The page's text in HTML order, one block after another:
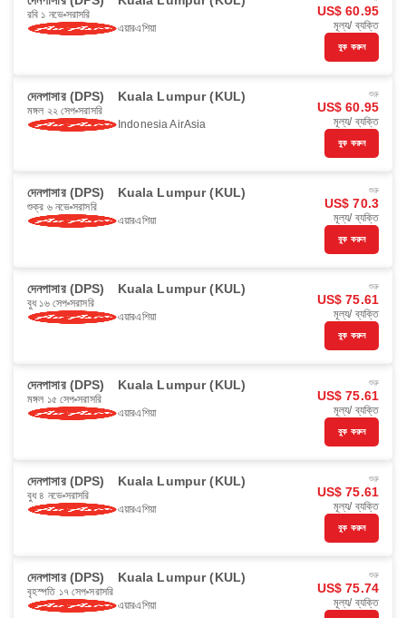
রবি ১ নভে সরাসরি
এয়ারএশিয়া
US$ 60.95
মূল্য/ ব্যক্তি
বুক করুন
দেনপাসার (DPS) Kuala Lumpur (KUL)
মঙ্গল ২২ সেপ সরাসরি
Indonesia AirAsia
শুরু
US$ 60.95
মূল্য/ ব্যক্তি
বুক করুন
দেনপাসার (DPS) Kuala Lumpur (KUL)
শুক্র ৬ নভে সরাসরি
এয়ারএশিয়া
শুরু
US$ 70.3
মূল্য/ ব্যক্তি
বুক করুন
দেনপাসার (DPS) Kuala Lumpur (KUL)
বুধ ১৬ সেপ সরাসরি
এয়ারএশিয়া
শুরু
US$ 75.61
মূল্য/ ব্যক্তি
বুক করুন
দেনপাসার (DPS) Kuala Lumpur (KUL)
মঙ্গল ১৫ সেপ সরাসরি
এয়ারএশিয়া
শুরু
US$ 75.61
মূল্য/ ব্যক্তি
বুক করুন
দেনপাসার (DPS) Kuala Lumpur (KUL)
বুধ ৪ নভে সরাসরি
এয়ারএশিয়া
শুরু
US$ 75.61
মূল্য/ ব্যক্তি
বুক করুন
দেনপাসার (DPS) Kuala Lumpur (KUL)
বৃহস্পতি ১৭ সেপ সরাসরি
এয়ারএশিয়া
শুরু
US$ 75.74
মূল্য/ ব্যক্তি